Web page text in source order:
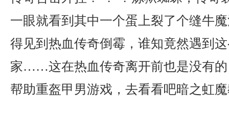
一眼就看到其中一个蛋上裂了个缝牛
得见到热血传奇倒霉，谁知竟然遇到
家……这在热血传奇离开前也是没有的
帮助重盔甲男游戏，去看看吧暗之虹